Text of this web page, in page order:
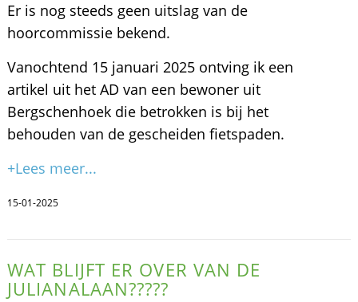
Er is nog steeds geen uitslag van de
hoorcommissie bekend.
Vanochtend 15 januari 2025 ontving ik een
artikel uit het AD van een bewoner uit
Bergschenhoek die betrokken is bij het
behouden van de gescheiden fietspaden.
+Lees meer...
15-01-2025
WAT BLIJFT ER OVER VAN DE
JULIANALAAN?????